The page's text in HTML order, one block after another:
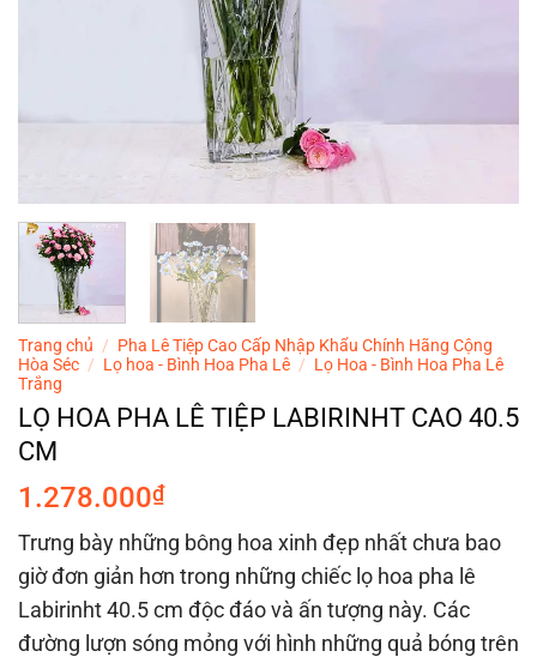
Trang chủ / Pha Lê Tiệp Cao Cấp Nhập Khẩu Chính Hãng Cộng
Hòa Séc / Lọ hoa - Bình Hoa Pha Lê / Lọ Hoa - Bình Hoa Pha Lê
Trắng
LỌ HOA PHA LÊ TIỆP LABIRINHT CAO 40.5
CM
1.278.000₫
Trưng bày những bông hoa xinh đẹp nhất chưa bao
giờ đơn giản hơn trong những chiếc lọ hoa pha lê
Labirinht 40.5 cm độc đáo và ấn tượng này. Các
đường lượn sóng mỏng với hình những quả bóng trên